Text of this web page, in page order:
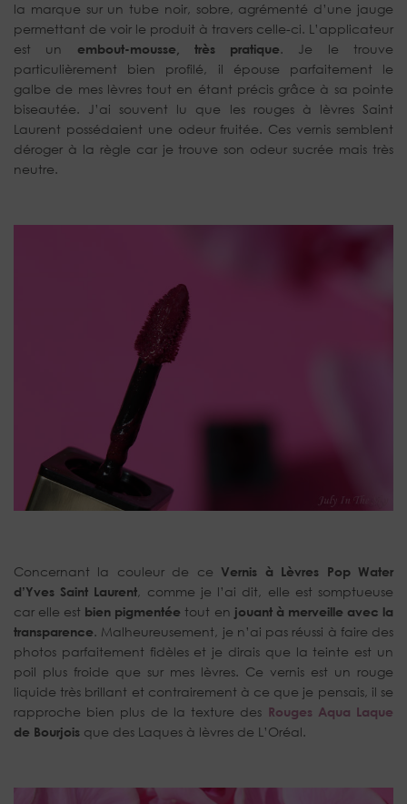
la marque sur un tube noir, sobre, agrémenté d’une jauge
permettant de voir le produit à travers celle-ci. L’applicateur
est un embout-mousse, très pratique. Je le trouve
particulièrement bien profilé, il épouse parfaitement le
galbe de mes lèvres tout en étant précis grâce à sa pointe
biseautée. J’ai souvent lu que les rouges à lèvres Saint
Laurent possédaient une odeur fruitée. Ces vernis semblent
déroger à la règle car je trouve son odeur sucrée mais très
neutre.
Concernant la couleur de ce Vernis à Lèvres Pop Water
d’Yves Saint Laurent, comme je l’ai dit, elle est somptueuse
car elle est bien pigmentée tout en jouant à merveille avec la
transparence. Malheureusement, je n’ai pas réussi à faire des
photos parfaitement fidèles et je dirais que la teinte est un
poil plus froide que sur mes lèvres. Ce vernis est un rouge
liquide très brillant et contrairement à ce que je pensais, il se
rapproche bien plus de la texture des Rouges Aqua Laque
de Bourjois que des Laques à lèvres de L’Oréal.